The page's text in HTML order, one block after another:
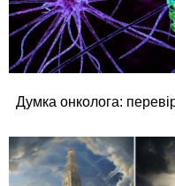
Думка онколога: